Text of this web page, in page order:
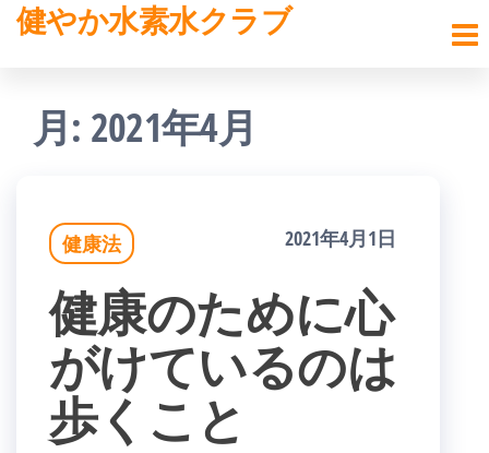
コ健やか水素水クラブ
月: 2021年4月
健康法 2021年4月1日
健康のために心
がけているのは
歩くこと